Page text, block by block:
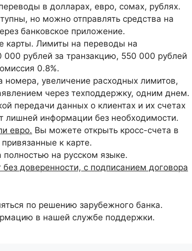
в долларах, евро, сомах, рублях.
но можно отправлять средства на
банковское приложение.
карты. Лимиты на переводы на
000 рублей за транзакцию, 550 000 рублей
0.8%.
увеличение расходных лимитов,
через техподдержку, одним днем.
передачи данных о клиентах и их счетах
лишней информации без необходимости.
евро. Вы можете открыть кросс-счета в
к карте.
на русском языке.
доверенности, с подписанием договора
по решению зарубежного банка.
в нашей службе поддержки.